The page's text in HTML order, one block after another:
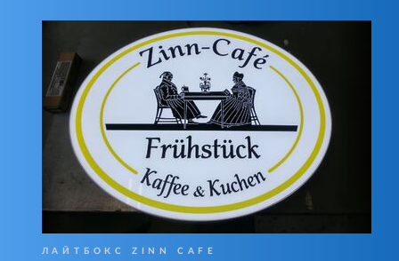
ЛАЙТБОКС ZINN CAFE